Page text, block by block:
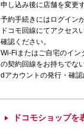
申し込み後に店舗を変更
予約手続きにはログイン
ドコモ回線にてアクセス
確認ください。
Wi-Fiまたはご自宅のイ
の契約回線をお持ちでな
dアカウントの発行・確認
ドコモショップを